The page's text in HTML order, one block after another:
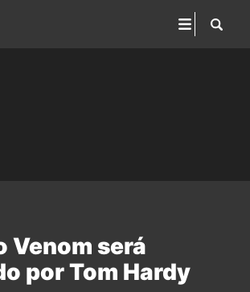
Venom será
por Tom Hardy